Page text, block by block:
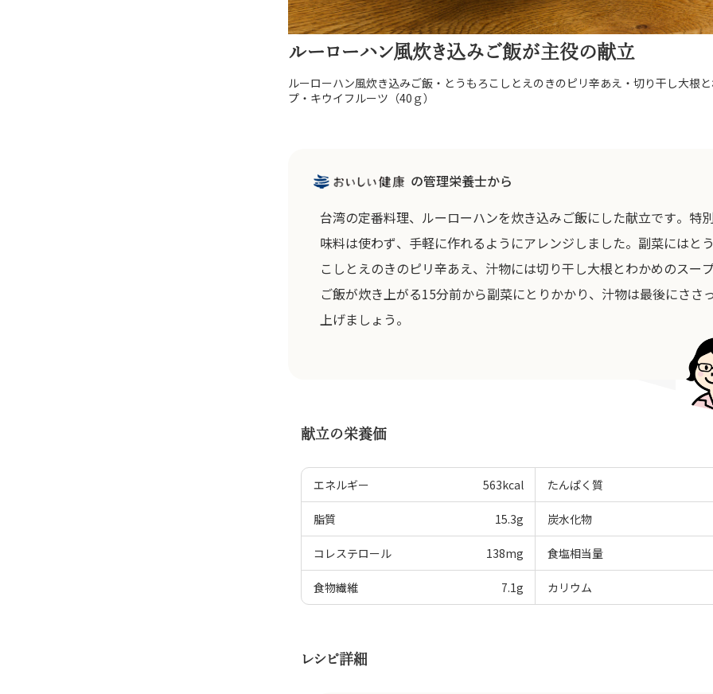
ルーローハン風炊き込みご飯が主役の献立
ルーローハン風炊き込みご飯・とうもろこしとえのきのピリ辛あえ・切り干し大根
プ・キウイフルーツ（40ｇ）
の管理栄養士から
台湾の定番料理、ルーローハンを炊き込みご飯にした献立です。特
味料は使わず、手軽に作れるようにアレンジしました。副菜にはと
こしとえのきのピリ辛あえ、汁物には切り干し大根とわかめのスープ
ご飯が炊き上がる15分前から副菜にとりかかり、汁物は最後にささ
上げましょう。
献立の栄養価
エネルギー 563kcal たんぱく質
脂質 15.3g 炭水化物
コレステロール 138mg 食塩相当量
食物繊維 7.1g カリウム
レシピ詳細